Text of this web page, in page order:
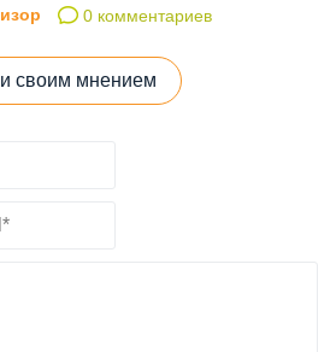
0 комментариев
своим мнением